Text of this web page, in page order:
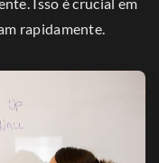
rapidamente.